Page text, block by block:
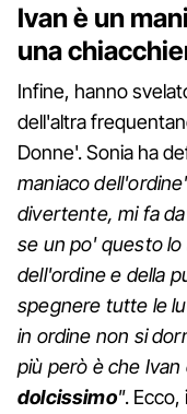
Ivan è un
una
Infine, hanno
dell'altra
Donne'. Sonia ha
maniaco
divertente, mi fa
se un po' questo
dell'ordine e della
spegnere tutte le
in ordine non si
più però è che
dolcissimo".